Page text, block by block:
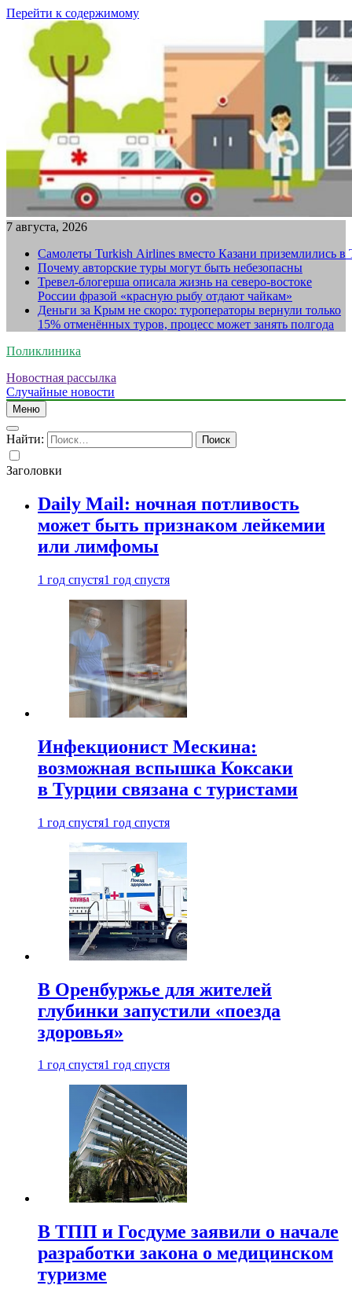
Перейти к содержимому
7 августа, 2026
Самолеты Turkish Airlines вместо Казани приземлились в
Почему авторские туры могут быть небезопасны
Тревел-блогерша описала жизнь на северо-востоке
России фразой «красную рыбу отдают чайкам»
Деньги за Крым не скоро: туроператоры вернули только
15% отменённых туров, процесс может занять полгода
Поликлиника
Новостная рассылка
Случайные новости
Меню
Найти:
Заголовки
Daily Mail: ночная потливость
может быть признаком лейкемии
или лимфомы
1 год спустя1 год спустя
Инфекционист Мескина:
возможная вспышка Коксаки
в Турции связана с туристами
1 год спустя1 год спустя
В Оренбуржье для жителей
глубинки запустили «поезда
здоровья»
1 год спустя1 год спустя
В ТПП и Госдуме заявили о начале
разработки закона о медицинском
туризме